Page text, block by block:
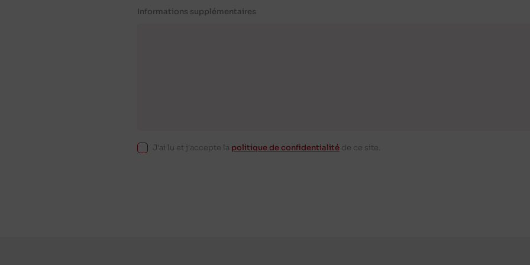
Informations supplémentaires
J'ai lu et j'accepte la politique de confidentialité de ce site.